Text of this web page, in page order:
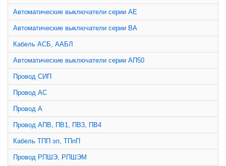
Автоматические выключатели серии АЕ
Автоматические выключатели серии ВА
Кабель АСБ, ААБЛ
Автоматические выключатели серии АП50
Провод СИП
Провод АС
Провод А
Провод АПВ, ПВ1, ПВ3, ПВ4
Кабель ТПП эп, ТПпП
Провод РПШЭ, РПШЭМ